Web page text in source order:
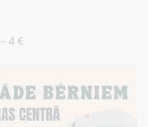
4 €